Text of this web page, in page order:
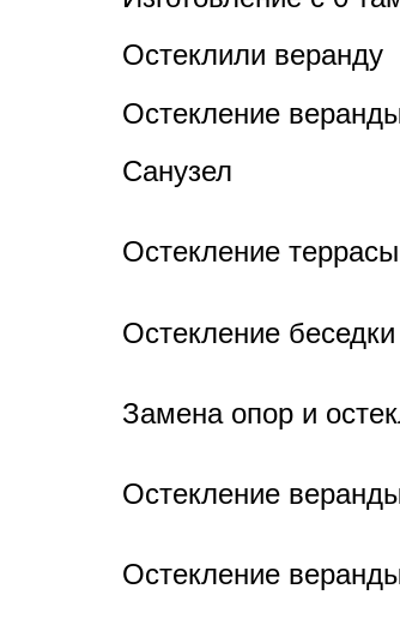
Остеклили веранду
Остекление
Санузел
Остекление террасы
Остекление
Замена опор и
Остекление
Остекление